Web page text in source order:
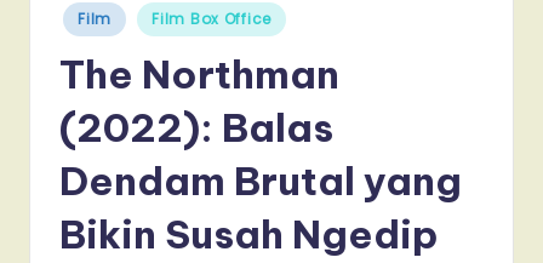
Posted
in
Film Film Box Office
The Northman
(2022): Balas
Dendam Brutal yang
Bikin Susah Ngedip